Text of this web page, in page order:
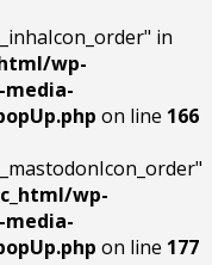
in
wp-
on line 166
wp-
on line 177